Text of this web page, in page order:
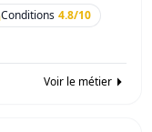
Conditions 4.8/10
Voir le métier